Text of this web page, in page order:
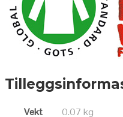
Vekt
0.07 kg